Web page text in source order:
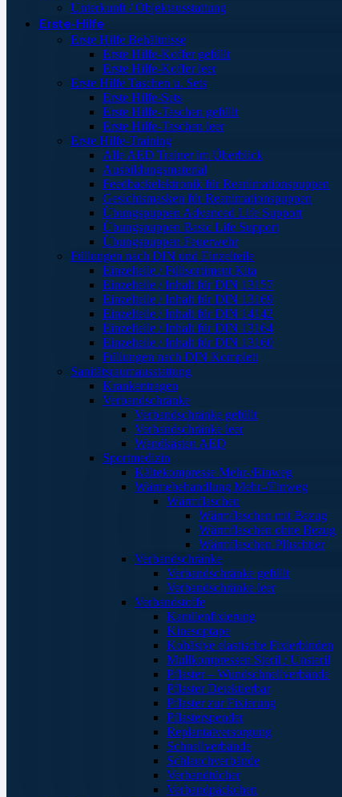
Unterkunft / Objektausstattung
Erste-Hilfe
Erste Hilfe Behältnisse
Erste Hilfe-Koffer gefüllt
Erste Hilfe-Koffer leer
Erste Hilfe Taschen u. Sets
Erste Hilfe-Sets
Erste Hilfe-Taschen gefüllt
Erste Hilfe-Taschen leer
Erste Hilfe-Training
Alle AED Trainer im Überblick
Ausbildungsmaterial
Feedbackelektronik für Reanimationspuppen
Gesichtsmasken für Reanimationspuppen
Übungspuppen Advanced Life Support
Übungspuppen Basic Life Support
Übungspuppen Feuerwehr
Füllungen nach DIN und Einzelteile
Einzelteile / Füllsortiment Kita
Einzelteile / Inhalt für DIN 13157
Einzelteile / Inhalt für DIN 13169
Einzelteile / Inhalt für DIN 14142
Einzelteile / Inhalt für DIN 13164
Einzelteile / Inhalt für DIN 13160
Füllungen nach DIN Komplett
Sanitätsraumausstattung
Krankentragen
Verbandschränke
Verbandschränke gefüllt
Verbandschränke leer
Wandkästen AED
Sportmedizin
Kältekompresse Mehr-/Einweg
Wärmebehandlung Mehr-/Einweg
Wärmflaschen
Wärmflaschen mit Bezug
Wärmflaschen ohne Bezug
Wärmflaschen Plüschtier
Verbandschränke
Verbandschränke gefüllt
Verbandschränke leer
Verbandstoffe
Kanülenfixierung
Kinesoptape
Kohäsive elastische Fixierbinden
Mullkompressen Steril / Unsteril
Pflaster – Wundschnellverbände
Pflaster Detektierbar
Pflaster zur Fixierung
Pflasterspender
Replantatversorgung
Schnellverbände
Schlauchverbände
Verbandtücher
Verbandpäckchen